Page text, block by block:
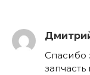
Спасибо